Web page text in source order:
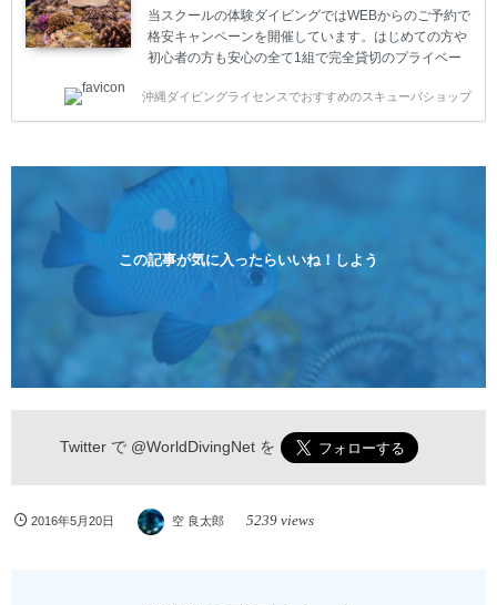
込)【 2ビーチ 】 ウエイト / タンク / 送迎...
当スクールの体験ダイビングではWEBからのご予約で
格安キャンペーンを開催しています。はじめての方や
初心者の方も安心の全て1組で完全貸切のプライベー
1人様から気軽にご参加ください。 全てのコースで高
画質の記念撮影&水中撮影付きです。初心者の方やダ
ンペーン！！￥16800 ￥11800(税込) 器材 / 送迎 / 保
気軽に体験できる半日のコース。沖縄本島のビーチか
らのんびりダイビングを楽しめます...
沖縄ダイビングライセンスでおすすめのスキューバショップ
この記事が気に入ったらいいね！しよう
Twitter で @WorldDivingNetを
2016年5月20日 空 良太郎 5239 views